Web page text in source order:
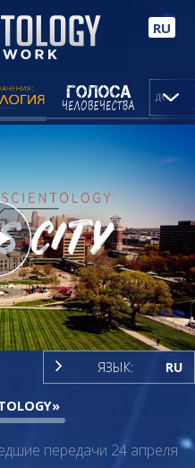
RU
ЯЗЫК: RU
передачи 24 апреля